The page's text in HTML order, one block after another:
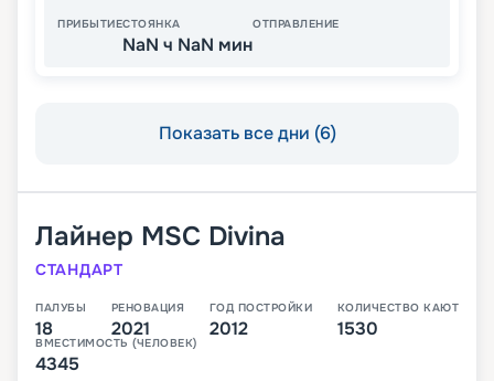
ПРИБЫТИЕСТОЯНКА
NaN ч NaN мин
ОТПРАВЛЕНИЕ
Показать все дни (6)
Лайнер MSC Divina
СТАНДАРТ
ПАЛУБЫ
18
РЕНОВАЦИЯ
2021
ГОД ПОСТРОЙКИ
2012
КОЛИЧЕСТВО КАЮТ
1530
ВМЕСТИМОСТЬ (ЧЕЛОВЕК)
4345